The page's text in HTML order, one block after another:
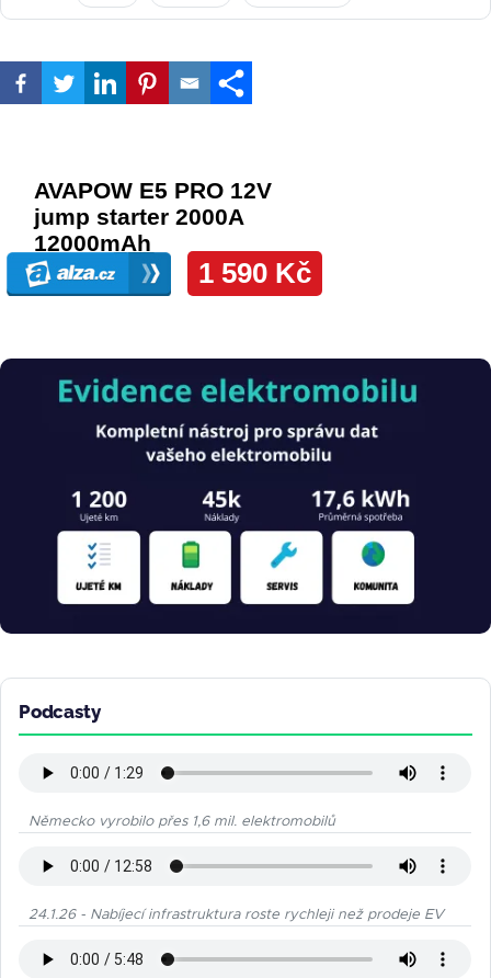
Obrázek
Podcasty
Německo vyrobilo přes 1,6 mil. elektromobilů
24.1.26 - Nabíjecí infrastruktura roste rychleji než prodeje EV